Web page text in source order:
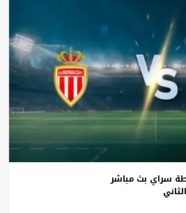
سراي بث مباشر
الثاني